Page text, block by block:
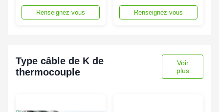
performance pour une
surveillance précise de
Renseignez-vous
matériau de gaine pour
applications à haute
Renseignez-vous
Type câble de K de
thermocouple
Voir
plus